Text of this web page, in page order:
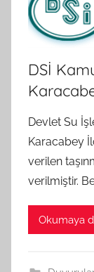
DSİ
Devlet Su
Karacabey
verilen
verilmiştir.
Okumaya